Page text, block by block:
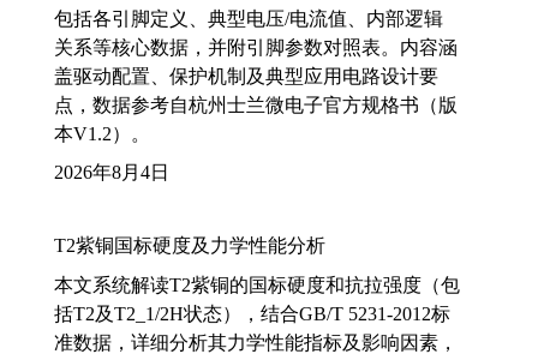
包括各引脚定义、典型电压/电流值、内部逻辑
关系等核心数据，并附引脚参数对照表。内容涵
盖驱动配置、保护机制及典型应用电路设计要
点，数据参考自杭州士兰微电子官方规格书（版
本V1.2）。
2026年8月4日
T2紫铜国标硬度及力学性能分析
本文系统解读T2紫铜的国标硬度和抗拉强度（包
括T2及T2_1/2H状态），结合GB/T 5231-2012标
准数据，详细分析其力学性能指标及影响因素，